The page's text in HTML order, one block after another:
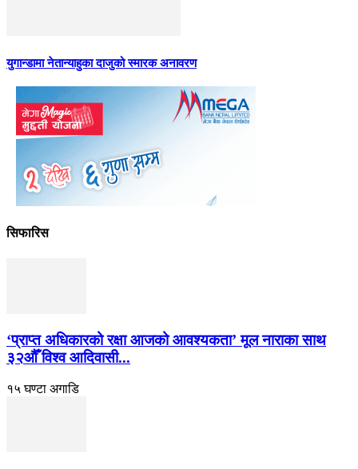
युगान्डामा नेतान्याहुका दाजुको स्मारक अनावरण
सिफारिस
‘प्राप्त अधिकारको रक्षा आजको आवश्यकता’ मूल नाराका साथ
३२औँ विश्व आदिवासी...
१५ घण्टा अगाडि